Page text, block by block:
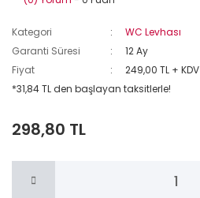
Kategori
WC Levhası
Garanti Süresi
12 Ay
Fiyat
249,00 TL + KDV
*31,84 TL den başlayan taksitlerle!
298,80 TL